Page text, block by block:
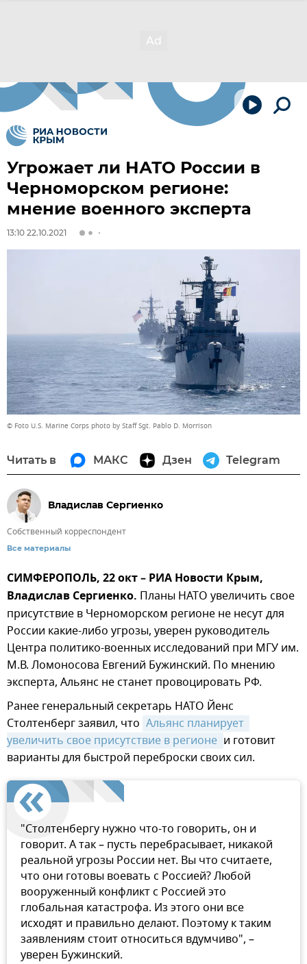
Угрожает ли НАТО России в
Черноморском регионе:
мнение военного эксперта
13:10 22.10.2021
© Foto U.S. Marine Corps photo by Staff Sgt. Pablo D. Morrison
Читать в МАКС Дзен Telegram
Владислав Сергиенко
Собственный корреспондент
Все материалы
СИМФЕРОПОЛЬ, 22 окт – РИА Новости Крым,
Владислав Сергиенко. Планы НАТО увеличить свое
присутствие в Черноморском регионе не несут для
России какие-либо угрозы, уверен руководитель
Центра политико-военных исследований при МГУ им.
М.В. Ломоносова Евгений Бужинский. По мнению
эксперта, Альянс не станет провоцировать РФ.
Ранее генеральный секретарь НАТО Йенс
Столтенберг заявил, что Альянс планирует
увеличить свое присутствие в регионе и готовит
варианты для быстрой переброски своих сил.
"Столтенбергу нужно что-то говорить, он и
говорит. А так – пусть перебрасывает, никакой
реальной угрозы России нет. Вы что считаете,
что они готовы воевать с Россией? Любой
вооруженный конфликт с Россией это
глобальная катастрофа. Из этого они все
исходят и правильно делают. Поэтому к таким
заявлениям стоит относиться вдумчиво", –
уверен Бужинский.